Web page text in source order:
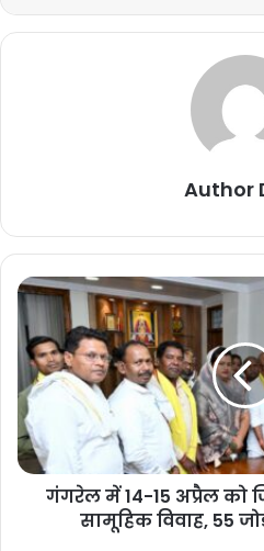
Author
गंगरेल में 14-15 अप्रैल को
सामूहिक विवाह, 55